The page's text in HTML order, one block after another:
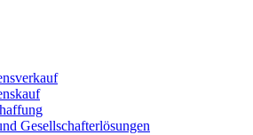
Gesellschafterlösungen